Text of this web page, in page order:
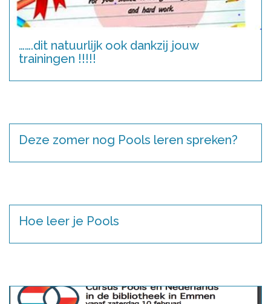
…….dit natuurlijk ook dankzij jouw
trainingen !!!!!
Deze zomer nog Pools leren spreken?
Hoe leer je Pools